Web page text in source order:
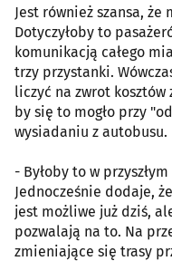
Jest również szansa,
Dotyczyłoby to
komunikacją całego
trzy przystanki.
liczyć na zwrot
by się to mogło przy
wysiadaniu z autobusu.
- Byłoby to w
Jednocześnie dodaje,
jest możliwe już dziś,
pozwalają na to. Na
zmieniające się trasy